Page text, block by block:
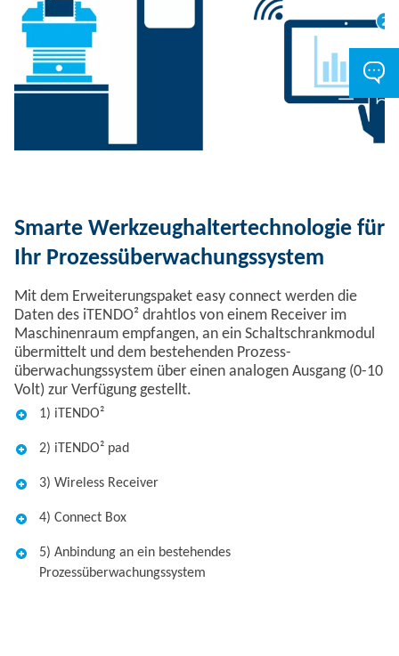
Smarte Werkzeughaltertechnologie für
Ihr Prozessüberwachungssystem
Mit dem Erweiterungspaket easy connect werden die
Daten des iTENDO² drahtlos von einem Receiver im
Maschinenraum empfangen, an ein Schaltschrankmodul
übermittelt und dem bestehenden Prozess-
überwachungssystem über einen analogen Ausgang (0-10
Volt) zur Verfügung gestellt.
1) iTENDO²
2) iTENDO² pad
3) Wireless Receiver
4) Connect Box
5) Anbindung an ein bestehendes
Prozessüberwachungssystem